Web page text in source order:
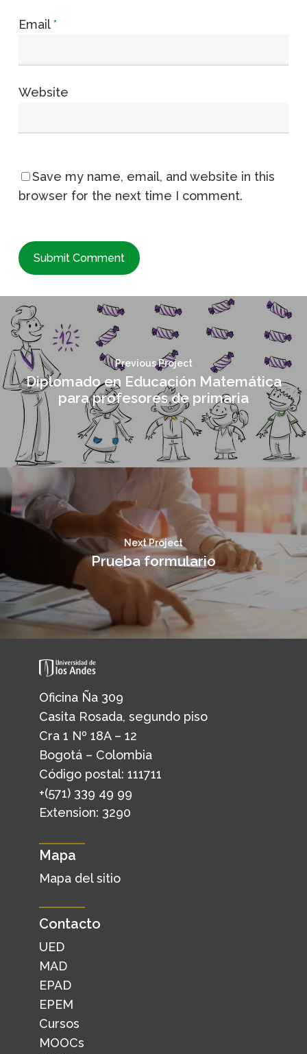
Email*
Website
Save my name, email, and website in this
browser for the next time I comment.
Previous Project
Diplomado en Educación Matemática
para profesores de primaria
Next Project
Prueba formulario
Oficina Ña 309
Casita Rosada, segundo piso
Cra 1 Nº 18A – 12
Bogotá – Colombia
Código postal: 111711
+(571) 339 49 99
Extension: 3290
Mapa
Mapa del sitio
Contacto
UED
MAD
EPAD
EPEM
Cursos
MOOCs